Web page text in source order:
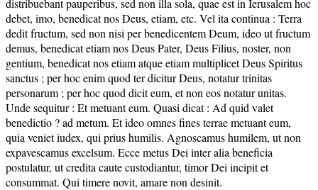
distribuebant pauperibus, sed non illa sola, quae est in Ierusalem hoc
debet, imo, benedicat nos Deus, etiam, etc. Vel ita continua : Terra
dedit fructum, sed non nisi per benedicentem Deum, ideo ut fructum
demus, benedicat etiam nos Deus Pater, Deus Filius, noster, non
gentium, benedicat nos etiam atque etiam multiplicet Deus Spiritus
sanctus ; per hoc enim quod ter dicitur Deus, notatur trinitas
personarum ; per hoc quod dicit eum, et non eos notatur unitas.
Unde sequitur : Et metuant eum. Quasi dicat : Ad quid valet
benedictio ? ad metum. Et ideo omnes fines terrae metuant eum,
quia veniet iudex, qui prius humilis. Agnoscamus humilem, ut non
expavescamus excelsum. Ecce metus Dei inter alia beneficia
postulatur, ut credita caute custodiantur, timor Dei incipit et
consummat. Qui timere novit, amare non desinit.